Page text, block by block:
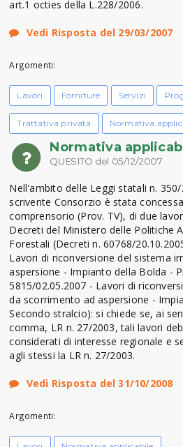
art.1 octies della L.228/2006.
Vedi Risposta del 29/03/2007
Argomenti:
Lavori Forniture Servizi
Trattativa privata Normativa
Normativa
QUESITO del 05/12/2007
Nell'ambito delle Leggi statali n.
scrivente Consorzio è stata
comprensorio (Prov. TV), di due
Decreti del Ministero delle Politiche
Forestali (Decreti n. 60768/
Lavori di riconversione del sistema
aspersione - Impianto della Bolda -
5815/02.05.2007 - Lavori di
da scorrimento ad aspersione -
Secondo stralcio): si chiede se, ai
comma, LR n. 27/2003, tali lavori
considerati di interesse regionale e
agli stessi la LR n. 27/2003.
Vedi Risposta del 31/10/2008
Argomenti: